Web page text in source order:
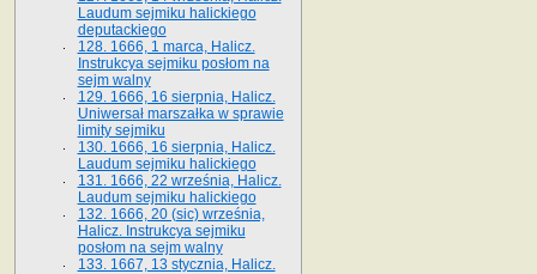
Laudum sejmiku halickiego
deputackiego
128. 1666, 1 marca, Halicz.
Instrukcya sejmiku posłom na
sejm walny
129. 1666, 16 sierpnia, Halicz.
Uniwersał marszałka w sprawie
limity sejmiku
130. 1666, 16 sierpnia, Halicz.
Laudum sejmiku halickiego
131. 1666, 22 września, Halicz.
Laudum sejmiku halickiego
132. 1666, 20 (sic) września,
Halicz. Instrukcya sejmiku
posłom na sejm walny
133. 1667, 13 stycznia, Halicz.